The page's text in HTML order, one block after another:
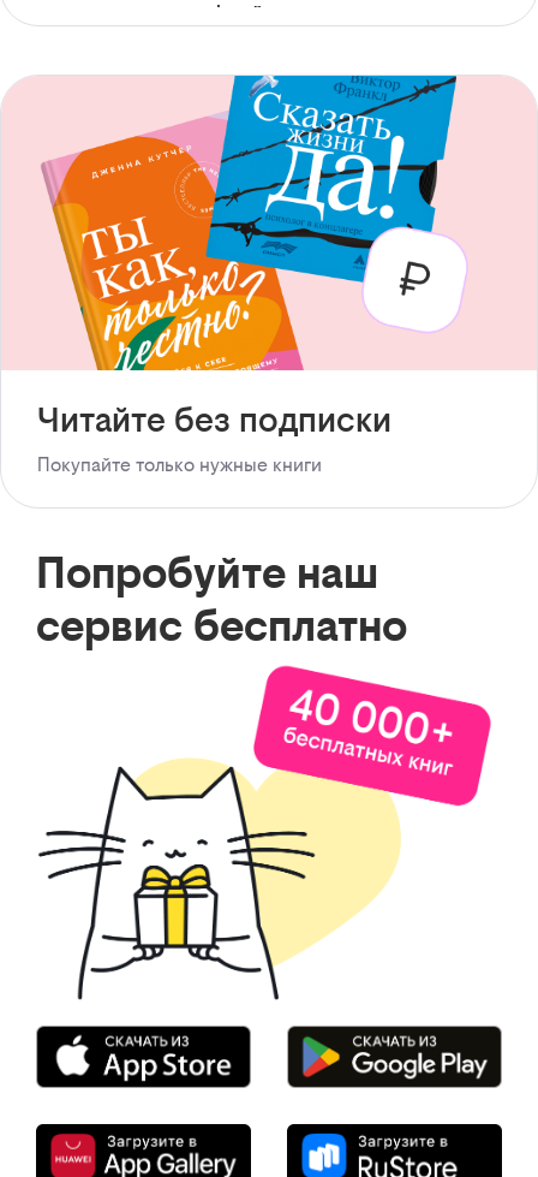
с доступом офлайн
Читайте без подписки
Покупайте только нужные книги
Попробуйте наш
сервис бесплатно